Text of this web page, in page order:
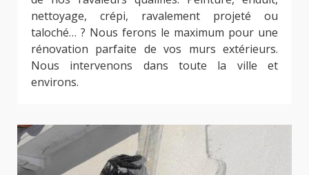
nettoyage, crépi, ravalement projeté ou
taloché… ? Nous ferons le maximum pour une
rénovation parfaite de vos murs extérieurs.
Nous intervenons dans toute la ville et
environs.